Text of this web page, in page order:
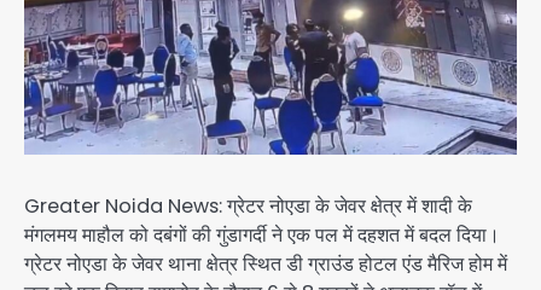
Greater Noida News: ग्रेटर नोएडा के जेवर क्षेत्र में शादी के
मंगलमय माहौल को दबंगों की गुंडागर्दी ने एक पल में दहशत में बदल दिया।
ग्रेटर नोएडा के जेवर थाना क्षेत्र स्थित डी ग्राउंड होटल एंड मैरिज होम में